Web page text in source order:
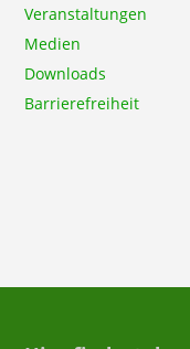
Veranstaltungen
Medien
Downloads
Barrierefreiheit